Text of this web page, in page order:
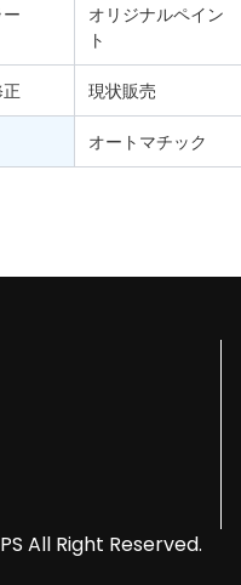
オリジナルペイン
ト
現状販売
オートマチック
All Right Reserved.